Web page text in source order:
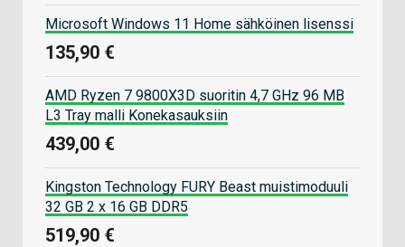
Microsoft Windows 11 Home sähköinen lisenssi
135,90 €
AMD Ryzen 7 9800X3D suoritin 4,7 GHz 96 MB
L3 Tray malli Konekasauksiin
439,00 €
Kingston Technology FURY Beast muistimoduuli
32 GB 2 x 16 GB DDR5
519,90 €